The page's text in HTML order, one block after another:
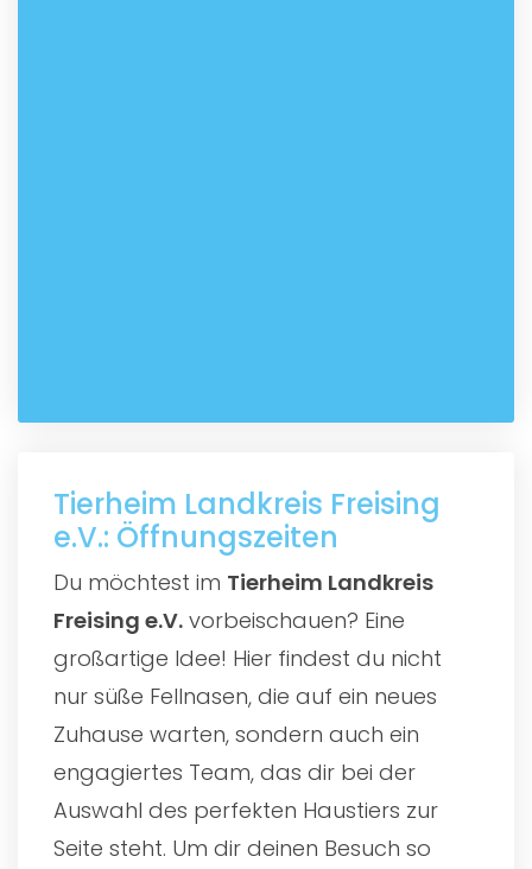
Tierheim Landkreis Freising
e.V.: Öffnungszeiten
Du möchtest im Tierheim Landkreis
Freising e.V. vorbeischauen? Eine
großartige Idee! Hier findest du nicht
nur süße Fellnasen, die auf ein neues
Zuhause warten, sondern auch ein
engagiertes Team, das dir bei der
Auswahl des perfekten Haustiers zur
Seite steht. Um dir deinen Besuch so